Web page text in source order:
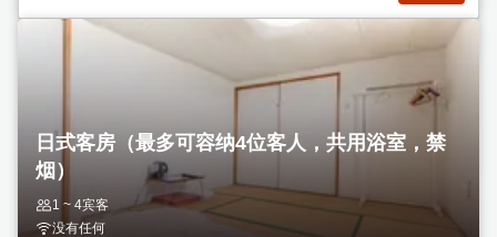
日式客房（最多可容纳4位客人，共用浴室，禁
烟）
1 ~ 4宾客
没有任何